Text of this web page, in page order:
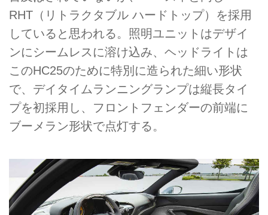
RHT（リトラクタブル ハードトップ）を採用
していると思われる。照明ユニットはデザイ
ンにシームレスに溶け込み、ヘッドライトは
このHC25のために特別に造られた細い形状
で、デイタイムランニングランプは縦長タイ
プを初採用し、フロントフェンダーの前端に
ブーメラン形状で点灯する。